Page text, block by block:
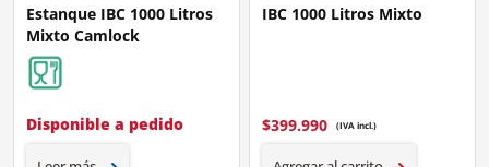
Estanque IBC 1000 Litros
Mixto Camlock
Disponible a pedido
IBC 1000 Litros Mixto
$399.990 (IVA incl.)